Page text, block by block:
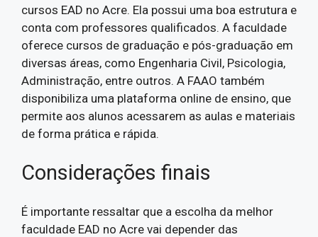
cursos EAD no Acre. Ela possui uma boa estrutura e
conta com professores qualificados. A faculdade
oferece cursos de graduação e pós-graduação em
diversas áreas, como Engenharia Civil, Psicologia,
Administração, entre outros. A FAAO também
disponibiliza uma plataforma online de ensino, que
permite aos alunos acessarem as aulas e materiais
de forma prática e rápida.
Considerações finais
É importante ressaltar que a escolha da melhor
faculdade EAD no Acre vai depender das